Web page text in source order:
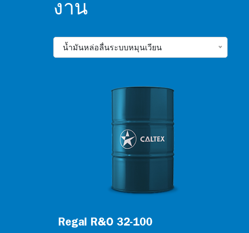
งาน
น้ำมันหล่อลื่นระบบหมุนเวียน
Regal R&O 32-100